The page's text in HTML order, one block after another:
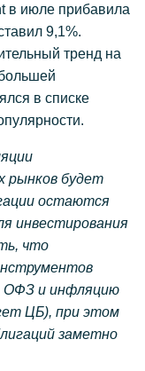
в июле прибавила
9,1%.
тренд на
в списке
рынков будет
остаются
инвестирования
что
ОФЗ и инфляцию
ЦБ), при этом
заметно